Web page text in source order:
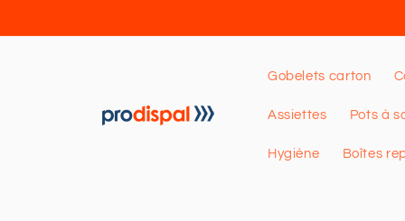
au
Gobelets carton
Assiettes Pots à
Hygiène Boîtes